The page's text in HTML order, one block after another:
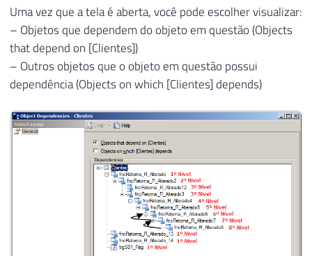
Uma vez que a tela é aberta, você pode escolher visualizar:
– Objetos que dependem do objeto em questão (Objects
that depend on [Clientes])
– Outros objetos que o objeto em questão possui
dependência (Objects on which [Clientes] depends)